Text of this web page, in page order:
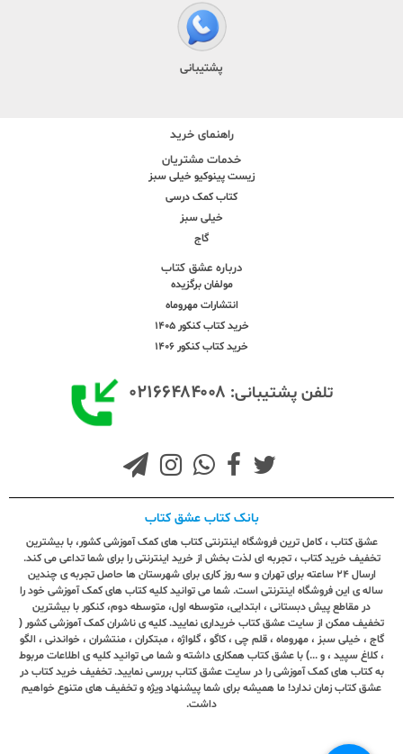
پشتیبانی
راهنمای خرید
خدمات مشتریان
زیست پینوکیو خیلی سبز
کتاب کمک درسی
خیلی سبز
گاج
درباره عشق کتاب
مولفان برگزیده
انتشارات مهروماه
خرید کتاب کنکور 1405
خرید کتاب کنکور 1406
تلفن پشتیبانی: ۰۲۱۶۶۴۸۴۰۰۸
بانک کتاب عشق کتاب
عشق کتاب ، کامل ترین فروشگاه اینترنتی کتاب های کمک آموزشی کشور، با بیشترین
تخفیف خرید کتاب ، تجربه ای لذت بخش از خرید اینترنتی را برای شما تداعی می کند.
ارسال ٢٤ ساعته برای تهران و سه روز کاری برای شهرستان ها حاصل تجربه ی چندین
ساله ی این فروشگاه اینترنتی است. شما می توانید کلیه کتاب های کمک آموزشی خود را
در مقاطع پیش دبستانی ، ابتدایی، متوسطه اول، متوسطه دوم، کنکور با بیشترین
تخفیف ممکن از سایت عشق کتاب خریداری نمایید. کلیه ی ناشران کمک آموزشی کشور (
گاج ، خیلی سبز ، مهروماه ، قلم چی ، کاگو ، گلواژه ، مبتکران ، منتشران ، خواندنی ، الگو
، کلاغ سپید ، و ...) با عشق کتاب همکاری داشته و شما می توانید کلیه ی اطلاعات مربوط
به کتاب های کمک آموزشی را در سایت عشق کتاب بررسی نمایید. تخفیف خرید کتاب در
عشق کتاب زمان ندارد! ما همیشه برای شما پیشنهاد ویژه و تخفیف های متنوع خواهیم
داشت.